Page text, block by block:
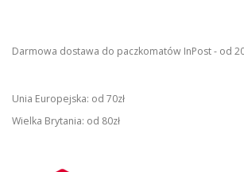
Darmowa dostawa do paczkomatów InPost - od
Unia Europejska: od 70zł
Wielka Brytania: od 80zł